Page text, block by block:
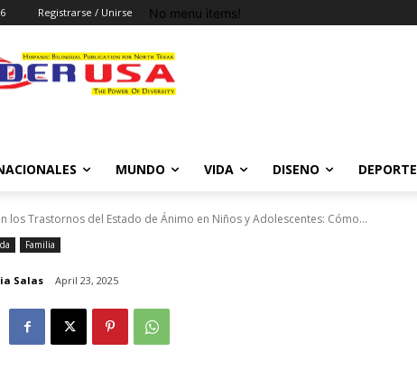
Registrarse / Unirse No menu items!
MUNDO VIDA DISENO DEPORTE
los Trastornos del Estado de Ánimo en Niños y Adolescentes: Cómo...
Familia
Salas April 23, 2025